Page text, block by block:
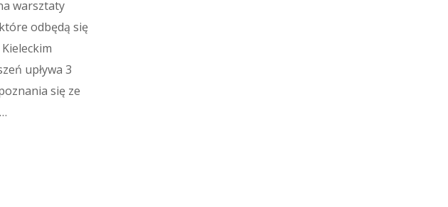
warsztaty
odbędą się
upływa 3
się ze